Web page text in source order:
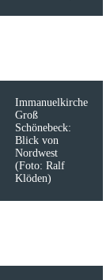
Immanuelkirche
Groß
Schönebeck:
Blick von
Nordwest
(Foto: Ralf
Klöden)